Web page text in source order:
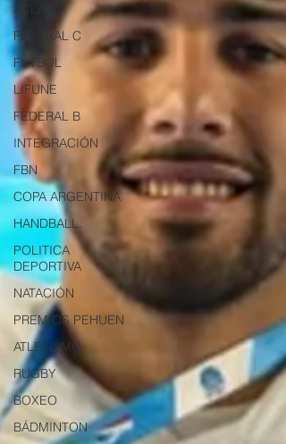
ACLAV
FEDERAL C
FUTBOL
LIFUNE
FEDERAL B
INTEGRACIÓN
FBN
COPA ARGENTINA
HANDBALL.
POLITICA
DEPORTIVA
NATACIÓN
PREMIOS PEHUEN
ATLETISMO
RUGBY
BOXEO
BÁDMINTON